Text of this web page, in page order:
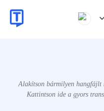
Alakítson bármilyen hangfájlt
Kattintson ide a gyors